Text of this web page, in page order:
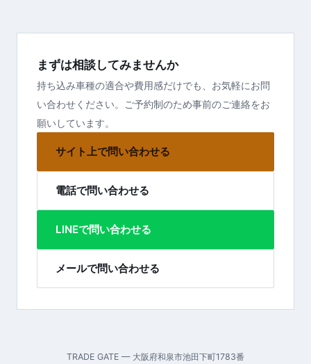
まずは相談してみませんか
持ち込み車種の適合や費用感だけでも、お気軽にお問
い合わせください。ご予約制のため事前のご連絡をお
願いしています。
サイト上で問い合わせる
電話で問い合わせる
LINEで問い合わせる
メールで問い合わせる
TRADE GATE — 大阪府和泉市池田下町1783番